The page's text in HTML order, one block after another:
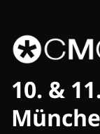
10. &